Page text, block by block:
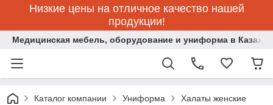
Низкие цены на отличное качество нашей
продукции!
Медицинская мебель, оборудование и униформа в
Каталог компании Униформа Халаты женские